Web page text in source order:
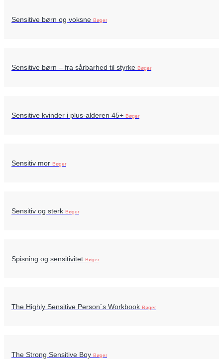
Sensitive børn og voksne Bøger
Sensitive børn – fra sårbarhed til styrke Bøger
Sensitive kvinder i plus-alderen 45+ Bøger
Sensitiv mor Bøger
Sensitiv og sterk Bøger
Spisning og sensitivitet Bøger
The Highly Sensitive Person`s Workbook Bøger
The Strong Sensitive Boy Bøger